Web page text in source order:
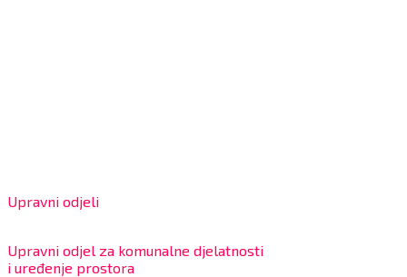
Upravni odjeli
Upravni odjel za komunalne djelatnosti
i uređenje prostora